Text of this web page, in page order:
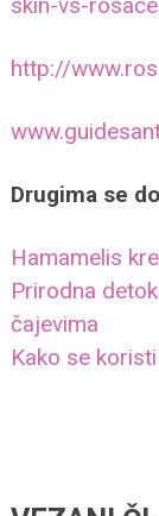
http://
Drugima se
Hamamelis
Prirodna
čajevima
Kako se